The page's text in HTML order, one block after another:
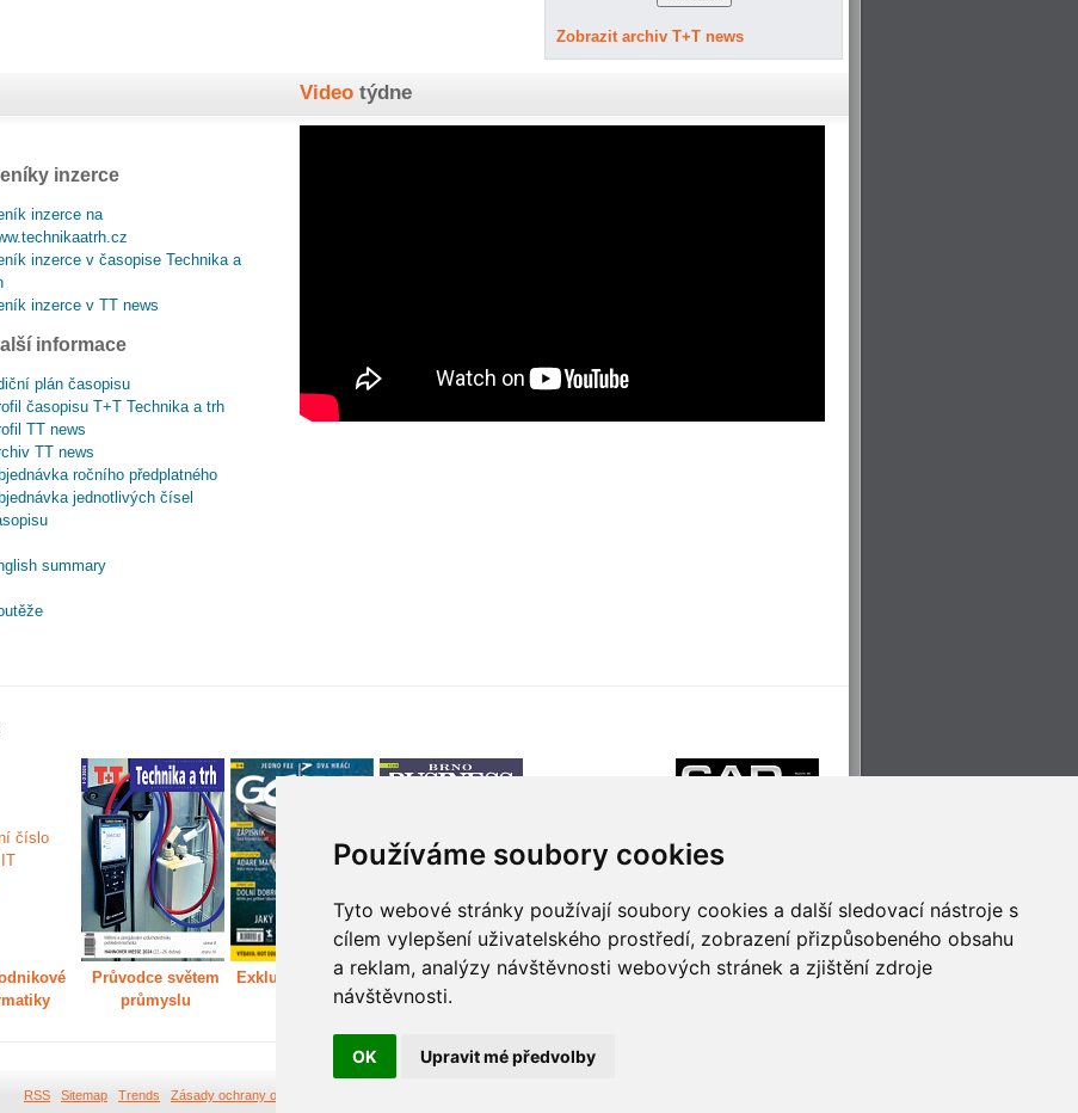
Používáme soubory cookies
Tyto webové stránky používají soubory cookies a další sledovací nástroje s
cílem vylepšení uživatelského prostředí, zobrazení přizpůsobeného obsahu
a reklam, analýzy návštěvnosti webových stránek a zjištění zdroje
návštěvnosti.
OK Upravit mé předvolby
Zobrazit archiv T+T news
inzerce
inzerce na
inzerce v časopise Technika a
inzerce v TT news
informace
plán časopisu
časopisu T+T Technika a trh
TT news
TT news
ročního předplatného
jednotlivých čísel
summary
Video týdne
Průvodce světem
průmyslu
Exkluzivně světem
Děláme Brno větší Příjemné cestování
Technologie pro
RSS Sitemap Trends Zásady ochrany osobních údajů